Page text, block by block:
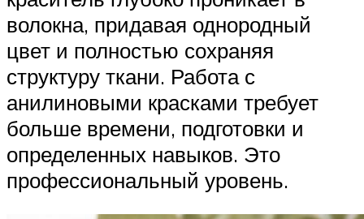
волокна, придавая однородный
цвет и полностью сохраняя
структуру ткани. Работа с
анилиновыми красками требует
больше времени, подготовки и
определенных навыков. Это
профессиональный уровень.